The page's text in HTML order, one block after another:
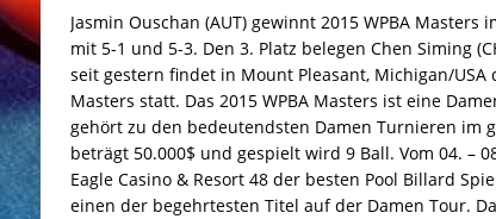
Jasmin Ouschan (AUT) gewinnt 2015 WPBA Masters
mit 5-1 und 5-3. Den 3. Platz belegen Chen Siming
seit gestern findet in Mount Pleasant, Michigan/USA
Masters statt. Das 2015 WPBA Masters ist eine
gehört zu den bedeutendsten Damen Turnieren im
beträgt 50.000$ und gespielt wird 9 Ball. Vom 04. –
Eagle Casino & Resort 48 der besten Pool Billard
einen der begehrtesten Titel auf der Damen Tour.